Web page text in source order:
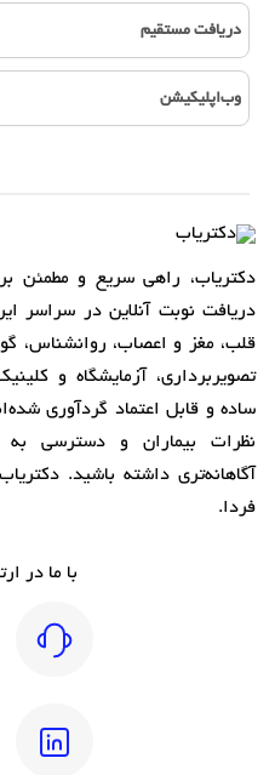
دریافت مستقیم
وب‌اپلیکیشن
دکتریاب، راهی سریع و مطمئن
دریافت نوبت آنلاین در سراسر
قلب، مغز و اعصاب، روانشناس،
تصویربرداری، آزمایشگاه و
ساده و قابل اعتماد گردآوری
نظرات بیماران و دسترسی به
آگاهانه‌تری داشته باشید.
فردا.
با ما در